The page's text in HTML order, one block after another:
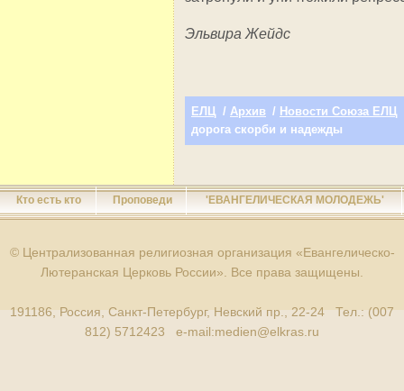
Эльвира Жейдс
ЕЛЦ / Архив / Новости Союза ЕЛЦ
дорога скорби и надежды
Кто есть кто Проповеди 'ЕВАНГЕЛИЧЕСКАЯ МОЛОДЕЖЬ'
© Централизованная религиозная организация «Евангелическо-
Лютеранская Церковь России». Все права защищены.
191186, Россия, Санкт-Петербург, Невский пр., 22-24 Тел.: (007
812) 5712423 e-mail:medien@elkras.ru